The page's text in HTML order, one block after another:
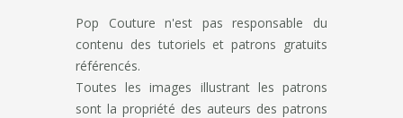
Pop Couture n'est pas responsable du
contenu des tutoriels et patrons gratuits
référencés.
Toutes les images illustrant les patrons
sont la propriété des auteurs des patrons